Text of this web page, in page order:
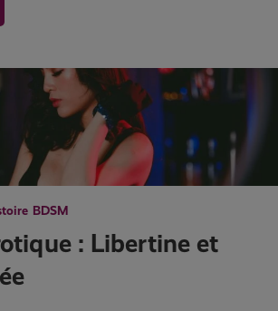
BDSM
: Libertine et